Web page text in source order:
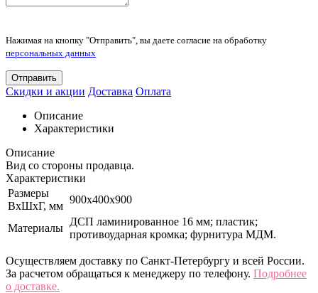
Нажимая на кнопку "Отправить", вы даете согласие на обработку
персональных данных
Отправить
Скидки и акции Доставка Оплата
Описание
Характеристики
Описание
Вид со стороны продавца.
Характеристики
Размеры
ВхШхГ, мм
900х400х900
Материалы
ДСП ламинированное 16 мм; пластик;
противоударная кромка; фурнитура МДМ.
Осуществляем доставку по Санкт-Петербургу и всей России.
За расчетом обращаться к менеджеру по телефону. Подробнее
о доставке.